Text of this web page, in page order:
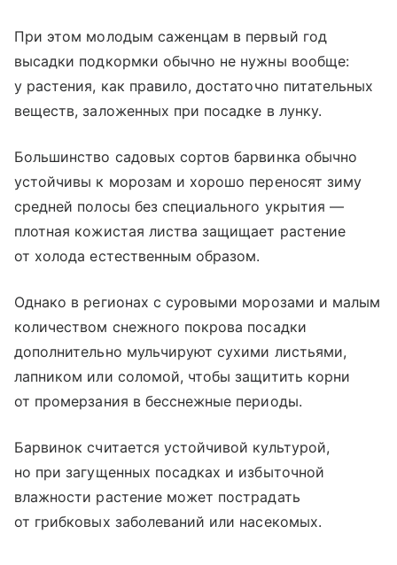
При этом молодым саженцам в первый год
высадки подкормки обычно не нужны вообще:
у растения, как правило, достаточно питательных
веществ, заложенных при посадке в лунку.
Большинство садовых сортов барвинка обычно
устойчивы к морозам и хорошо переносят зиму
средней полосы без специального укрытия —
плотная кожистая листва защищает растение
от холода естественным образом.
Однако в регионах с суровыми морозами и малым
количеством снежного покрова посадки
дополнительно мульчируют сухими листьями,
лапником или соломой, чтобы защитить корни
от промерзания в бесснежные периоды.
Барвинок считается устойчивой культурой,
но при загущенных посадках и избыточной
влажности растение может пострадать
от грибковых заболеваний или насекомых.